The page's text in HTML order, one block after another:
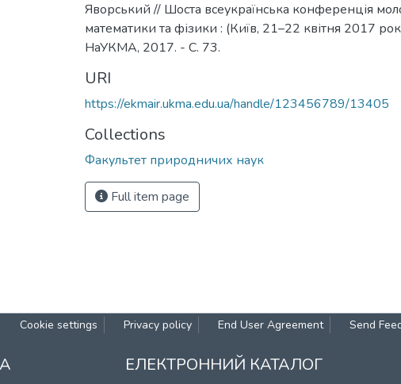
Яворський // Шоста всеукраїнська конференція
математики та фізики : (Київ, 21–22 квітня 2017
НаУКМА, 2017. - C. 73.
URI
https://ekmair.ukma.edu.ua/handle/123456789/13405
Collections
Факультет природничих наук
Full item page
Cookie settings Privacy policy End User Agreement Send
ЕЛЕКТРОННИЙ КАТАЛОГ